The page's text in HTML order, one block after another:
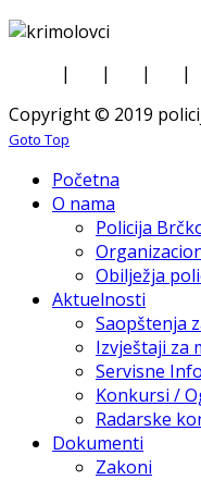
| | | |
Copyright © 2019
Goto Top
Početna
O nama
Policija
Obilježja
Aktuelnosti
Saopštenja
Izvještaji za
Servisne
Konkursi /
Radarske
Dokumenti
Zakoni